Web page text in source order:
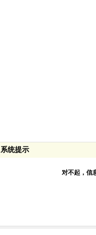
系统提示
对不起，信